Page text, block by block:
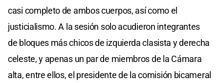
casi completo de ambos cuerpos, así como el
justicialismo. A la sesión solo acudieron integrantes
de bloques más chicos de izquierda clasista y derecha
celeste, y apenas un par de miembros de la Cámara
alta, entre ellos, el presidente de la comisión bicameral